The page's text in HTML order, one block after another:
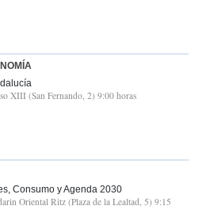
XIII (San Fernando, 2) 9:00 horas
Consumo y Agenda 2030
Oriental Ritz (Plaza de la Lealtad, 5) 9:15